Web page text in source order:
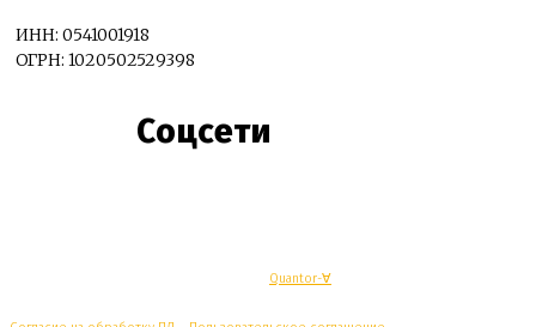
ИНН: 0541001918
ОГРН: 1020502529398
Соцсети
Quantor-∀